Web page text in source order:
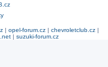
| opel-forum.cz | chevroletclub.cz |
| suzuki-forum.cz